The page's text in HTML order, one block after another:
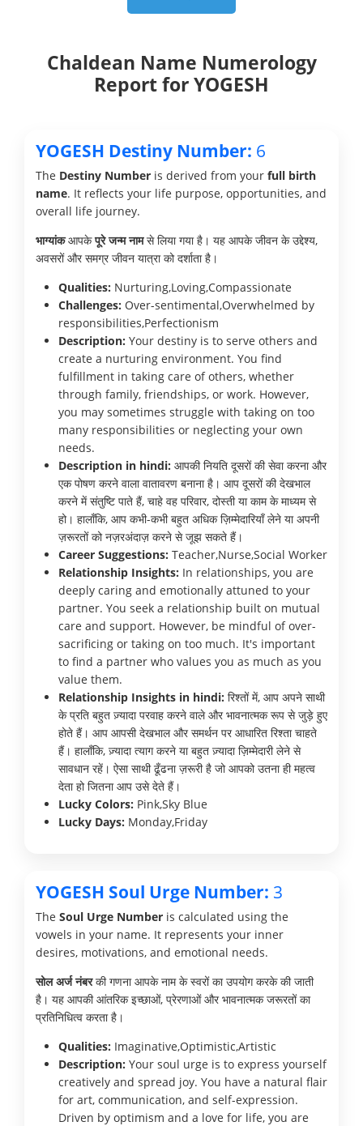
Chaldean Name Numerology
Report for YOGESH
YOGESH Destiny Number: 6
The Destiny Number is derived from your full birth
name. It reflects your life purpose, opportunities, and
overall life journey.
भाग्यांकआपकेपूरे जन्म नामसे लिया गया है। यह आपके जीवन के उद्देश्य,
अवसरों और समग्र जीवन यात्रा को दर्शाता है।
Qualities: Nurturing,Loving,Compassionate
Challenges: Over-sentimental,Overwhelmed by
responsibilities,Perfectionism
Description: Your destiny is to serve others and
create a nurturing environment. You find
fulfillment in taking care of others, whether
through family, friendships, or work. However,
you may sometimes struggle with taking on too
many responsibilities or neglecting your own
needs.
Description in hindi: आपकी नियति दूसरों की सेवा करना और
एक पोषण करने वाला वातावरण बनाना है। आप दूसरों की देखभाल
करने में संतुष्टि पाते हैं, चाहे वह परिवार, दोस्ती या काम के माध्यम से
हो। हालाँकि, आप कभी-कभी बहुत अधिक ज़िम्मेदारियाँ लेने या अपनी
ज़रूरतों को नज़रअंदाज़ करने से जूझ सकते हैं।
Career Suggestions: Teacher,Nurse,Social Worker
Relationship Insights: In relationships, you are
deeply caring and emotionally attuned to your
partner. You seek a relationship built on mutual
care and support. However, be mindful of over-
sacrificing or taking on too much. It's important
to find a partner who values you as much as you
value them.
Relationship Insights in hindi: रिश्तों में, आप अपने साथी
के प्रति बहुत ज़्यादा परवाह करने वाले और भावनात्मक रूप से जुड़े हुए
होते हैं। आप आपसी देखभाल और समर्थन पर आधारित रिश्ता चाहते
हैं। हालाँकि, ज़्यादा त्याग करने या बहुत ज़्यादा ज़िम्मेदारी लेने से
सावधान रहें। ऐसा साथी ढूँढना ज़रूरी है जो आपको उतना ही महत्व
देता हो जितना आप उसे देते हैं।
Lucky Colors: Pink,Sky Blue
Lucky Days: Monday,Friday
YOGESH Soul Urge Number: 3
The Soul Urge Number is calculated using the
vowels in your name. It represents your inner
desires, motivations, and emotional needs.
सोल अर्ज नंबरकी गणना आपके नाम के स्वरों का उपयोग करके की जाती
है। यह आपकी आंतरिक इच्छाओं, प्रेरणाओं और भावनात्मक जरूरतों का
प्रतिनिधित्व करता है।
Qualities: Imaginative,Optimistic,Artistic
Description: Your soul urge is to express yourself
creatively and spread joy. You have a natural flair
for art, communication, and self-expression.
Driven by optimism and a love for life, you are